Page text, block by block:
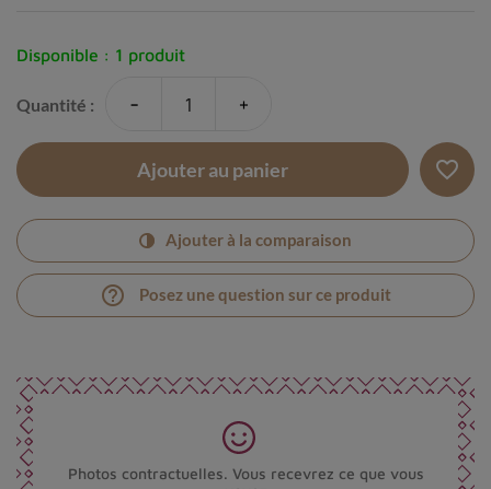
Disponible : 1 produit
Quantité : - +
Ajouter au panier favorite_border
Ajouter à la comparaison
help_outline Posez une question sur ce produit
Photos contractuelles. Vous recevrez ce que vous